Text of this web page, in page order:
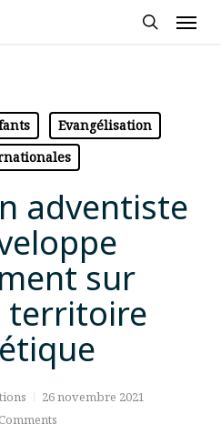
Evangélisation
adventiste
sur
territoire
26 novembre 2021